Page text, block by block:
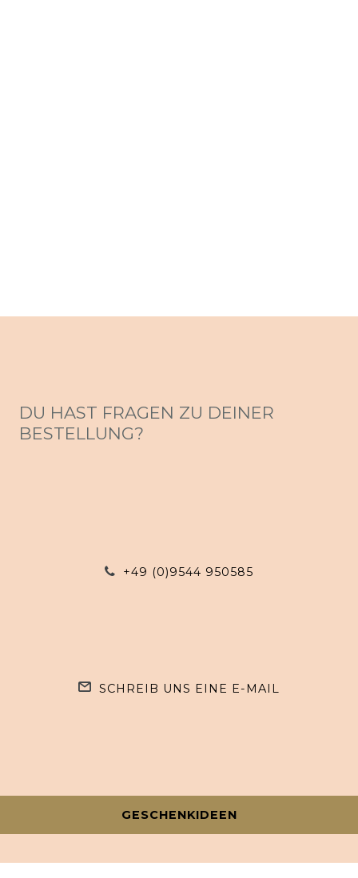
DU HAST FRAGEN ZU DEINER
BESTELLUNG?
+49 (0)9544 950585
SCHREIB UNS EINE E-MAIL
GESCHENKIDEEN